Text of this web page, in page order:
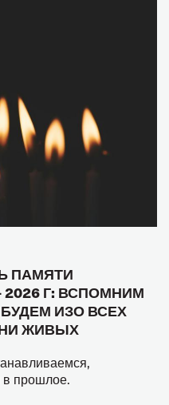
ПАМЯТИ
Г: ВСПОМНИМ
ИЗО ВСЕХ
ЖИВЫХ
прошлое.